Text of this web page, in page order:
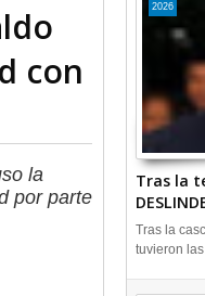
con
la
por parte
Tras la
2026
Tras la
tuvieron